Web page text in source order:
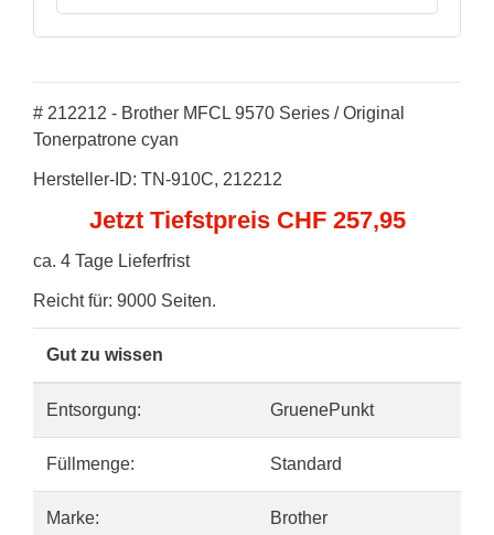
# 212212 - Brother MFCL 9570 Series / Original
Tonerpatrone cyan
Hersteller-ID: TN-910C, 212212
Jetzt Tiefstpreis CHF 257,95
ca. 4 Tage Lieferfrist
Reicht für: 9000 Seiten.
Gut zu wissen
Entsorgung: GruenePunkt
Füllmenge: Standard
Marke: Brother